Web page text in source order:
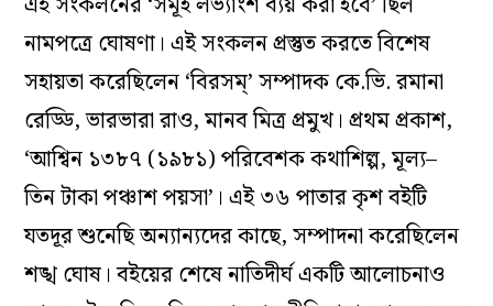
নামপত্রে ঘোষণা। এই সংকলন প্রস্তুত করতে বিশেষ
সহায়তা করেছিলেন ‘বিরসম্‌’ সম্পাদক কে.ভি. রমানা
রেড্ডি, ভারভারা রাও, মানব মিত্র প্রমুখ। প্রথম প্রকাশ,
‘আশ্বিন ১৩৮৭ (১৯৮১) পরিবেশক কথাশিল্প, মূল‌্য–
তিন টাকা পঞ্চাশ পয়সা’। এই ৩৬ পাতার কৃশ বইটি
যতদূর শুনেছি অন‌্যান‌্যদের কাছে, সম্পাদনা করেছিলেন
শঙ্খ ঘোষ। বইয়ের শেষে নাতিদীর্ঘ একটি আলোচনাও